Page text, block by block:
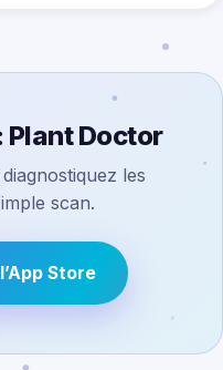
Plant Doctor
les
scan.
Store